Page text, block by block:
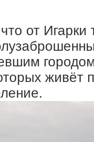
от Игарки
живёт